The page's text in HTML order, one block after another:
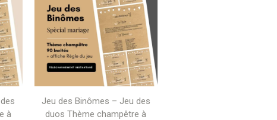
à
Jeu des Binômes – Jeu des
duos Thème champêtre à